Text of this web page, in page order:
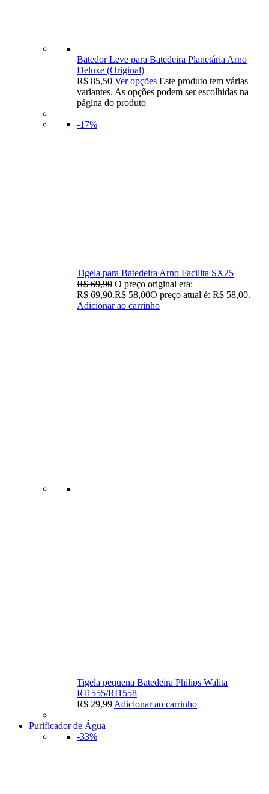
Batedor Leve para Batedeira Planetária Arno
Deluxe (Original)
R$ 85,50 Ver opções Este produto tem várias
variantes. As opções podem ser escolhidas na
página do produto
-17%
Tigela para Batedeira Arno Facilita SX25
R$69,90 O preço original era:
R$ 69,90.R$ 58,00O preço atual é: R$ 58,00.
Adicionar ao carrinho
Tigela pequena Batedeira Philips Walita
RI1555/RI1558
R$ 29,99 Adicionar ao carrinho
Purificador de Água
-33%